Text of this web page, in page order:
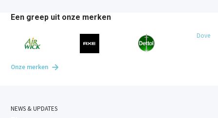
Een greep uit onze merken
Dove
Onze merken
NEWS & UPDATES